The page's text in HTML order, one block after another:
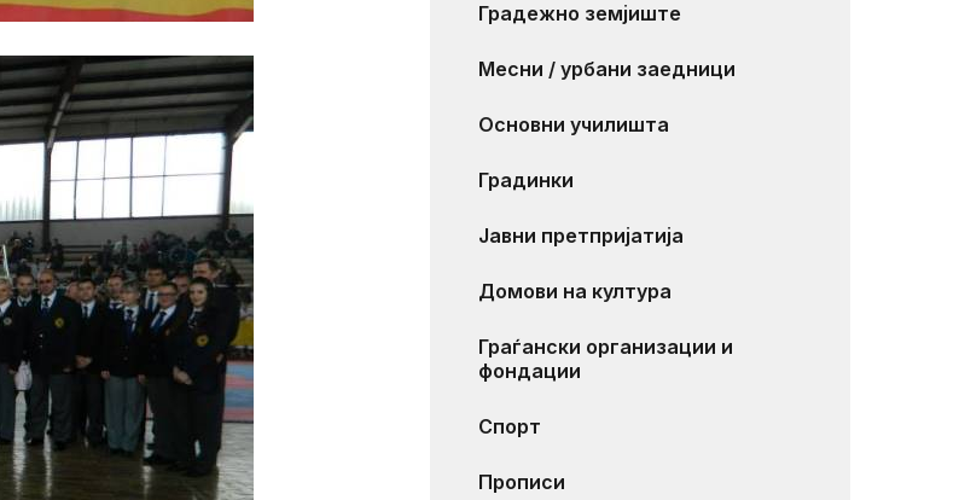
Градежно земјиште
Месни / урбани заедници
Основни училишта
Градинки
Јавни претпријатија
Домови на култура
Граѓански организации и
фондации
Спорт
Прописи